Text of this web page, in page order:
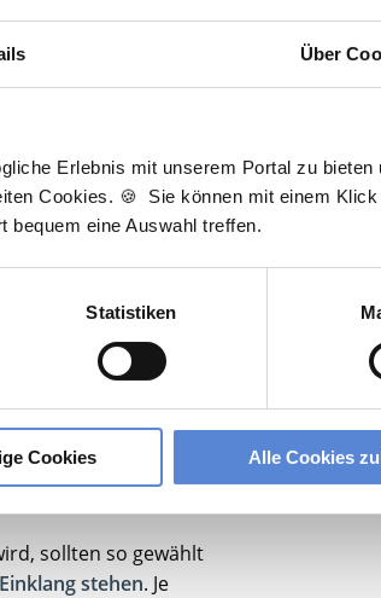
Über
Erlebnis mit unserem Portal zu bieten
Cookies. 🍪 Sie können mit einem
bequem eine Auswahl treffen.
Statistiken
Cookies Alle Cookies
auch um die
Austausch mit
einzelner
in die
dreißig Fehltagen im
fallen.
auch die Tage, in
im ein
PJ
festgelegt sind, kann
sollten so gewählt
stehen. Je